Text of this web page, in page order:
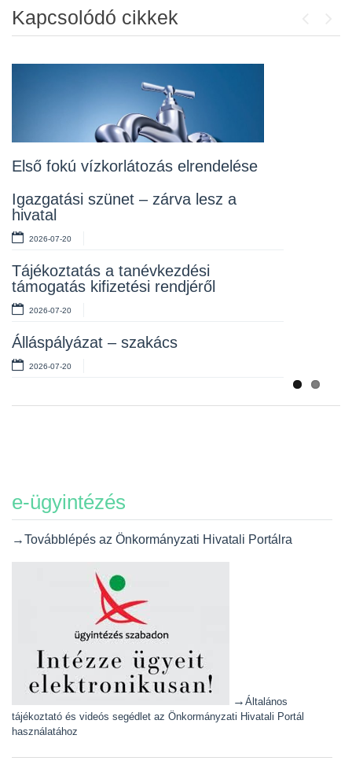
Kapcsolódó cikkek
Első fokú vízkorlátozás elrendelése
Igazgatási szünet – zárva lesz a
hivatal
2026-07-20
Tájékoztatás a tanévkezdési
támogatás kifizetési rendjéről
2026-07-20
Álláspályázat – szakács
2026-07-20
Álláspályázat – konyhai kisegítő
Lakossági fórum az Erzsébet téri
2026-07-10
Rendelet kihirdetése
2026-07-10
Álláspályázat – takarító
2026-07-06
e-ügyintézés
→Továbblépés az Önkormányzati Hivatali Portálra
→ Általános
tájékoztató és videós segédlet az Önkormányzati Hivatali Portál
használatához